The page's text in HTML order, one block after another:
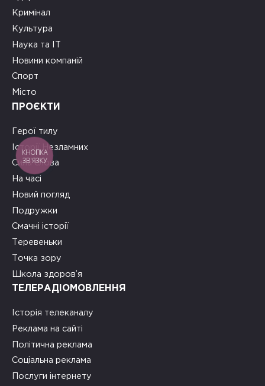
Кримінал
Культура
Наука та ІТ
Новини компаній
Спорт
Місто
ПРОЄКТИ
Герої тилу
Історії Незламних
Сила слова
На часі
Новий погляд
Подружки
Смачні історії
Теревеньки
Точка зору
Школа здоров’я
ТЕЛЕРАДІОМОВЛЕННЯ
Історія телеканалу
Реклама на сайті
Політична реклама
Соціальна реклама
Послуги інтернету
КНОПКА
ЗВ'ЯЗКУ